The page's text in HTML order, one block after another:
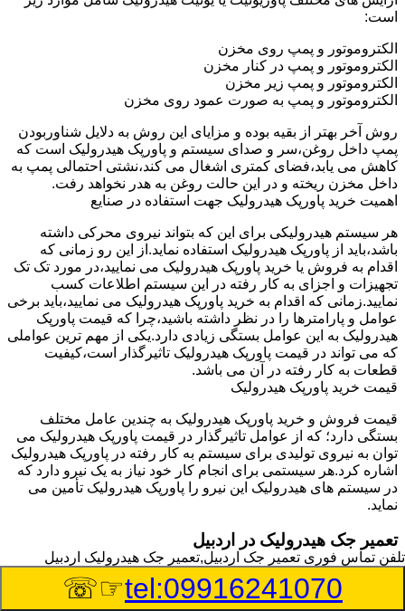
است:
الکتروموتور و پمپ روی مخزن
الکتروموتور و پمپ در کنار مخزن
الکتروموتور و پمپ زیر مخزن
الکتروموتور و پمپ به صورت عمود روی مخزن
روش آخر بهتر از بقیه بوده و مزایای این روش به دلایل شناوربودن
پمپ داخل روغن،سر و صدای سیستم و پاورپک هیدرولیک است که
کاهش می یابد،فضای کمتری اشغال می کند،نشتی احتمالی پمپ به
داخل مخزن ریخته و در این حالت روغن به هدر نخواهد رفت.
اهمیت خرید پاورپک هیدرولیک جهت استفاده در صنایع
هر سیستم هیدرولیکی برای این که بتواند نیروی محرکی داشته
باشد،باید از پاورپک هیدرولیک استفاده نماید.از این رو زمانی که
اقدام به فروش یا خرید پاورپک هیدرولیک می نمایید،در مورد تک تک
تجهیزات و اجزای به کار رفته در این سیستم اطلاعات کسب
نمایید.زمانی که اقدام به خرید پاورپک هیدرولیک می نمایید،باید برخی
عوامل و پارامترها را در نظر داشته باشید،چرا که قیمت پاورپک
هیدرولیک به این عوامل بستگی زیادی دارد.یکی از مهم ترین عواملی
که می تواند در قیمت پاورپک هیدرولیک تاثیرگذار است،کیفیت
قطعات به کار رفته در آن می باشد.
قیمت خرید پاورپک هیدرولیک
قیمت فروش و خرید پاورپک هیدرولیک به چندین عامل مختلف
بستگی دارد؛ که از عوامل تاثیرگذار در قیمت پاورپک هیدرولیک می
توان به نیروی تولیدی برای سیستم به کار رفته در پاورپک هیدرولیک
اشاره کرد.هر سیستمی برای انجام کار خود نیاز به یک نیرو دارد که
در سیستم های هیدرولیک این نیرو را پاورپک هیدرولیک تأمین می
نماید.
تعمیر جک هیدرولیک در اردبیل
وسیله‎ای که با عملکرد خود موجب بلند شدن اهرم و یا وزن سنگین
در یک قسمت می گردد را جک هیدرولیک می نامند.جک هیدرولیک
تلفن تماس فوری تعمیر جک اردبیل,تعمیر جک هیدرولیک اردبیل
tel:09916241070
☞☏